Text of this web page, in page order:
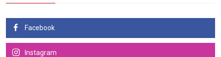
Facebook
Instagram